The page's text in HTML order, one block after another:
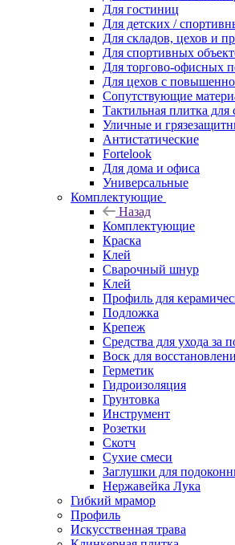
Для гостиниц
Для детских /
Для складов, цехов и
Для спортивных
Для торгово-офисных
Для цехов с
Сопутствующие
Тактильная плитка
Уличные и
Антистатические
Fortelook
Для дома и офиса
Универсальные
Комплектующие
Назад
Комплектующие
Краска
Клей
Сварочный шнур
Клей
Профиль для
Подложка
Крепеж
Средства для ухода за
Воск для
Герметик
Гидроизоляция
Грунтовка
Инструмент
Розетки
Скотч
Сухие смеси
Заглушки для
Нержавейка Лука
Гибкий мрамор
Профиль
Искусственная трава